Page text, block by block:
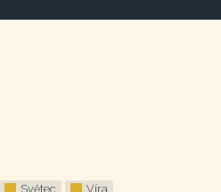
Světec
Víra